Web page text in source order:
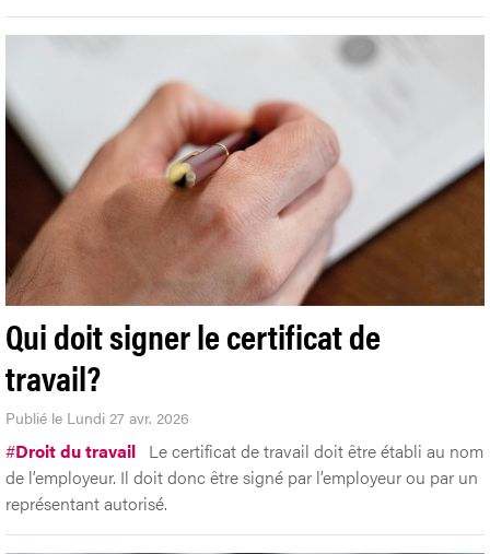
Qui doit signer le certificat de
travail?
Publié le Lundi 27 avr. 2026
#Droit du travail Le certificat de travail doit être établi au nom
de l’employeur. Il doit donc être signé par l’employeur ou par un
représentant autorisé.